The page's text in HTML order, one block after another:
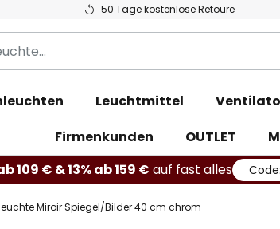
50 Tage kostenlose Retoure
Leuchtmittel
Firmenkunden
OUTLET
109 € & 13% ab 159 € auf fast alles Code:
Miroir Spiegel/Bilder 40 cm chrom